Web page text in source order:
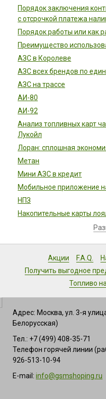
Порядок заключения
с отсрочкой платежа
Порядок работы или как
Преимущество
АЗС в Королеве
АЗС всех брендов по
АЗС на трассе
АИ-80
АИ-92
Анализ топливных карт
Лукойл
Лоран: сплошная
Метан
Мини АЗС в кредит
Мобильное приложение
НПЗ
Накопительные карты
Акции F.A.Q.
Получить выгодное
Топливо
Адрес: Москва, ул. 3-я
Белорусская)
Тел.: +7 (499) 408-35-71
Телефон горячей линии
926-513-10-94
E-mail: info@gsmshoping.ru